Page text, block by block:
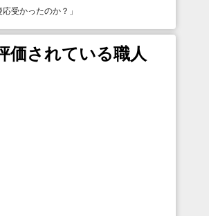
応受かったのか？ 」
価されている職人